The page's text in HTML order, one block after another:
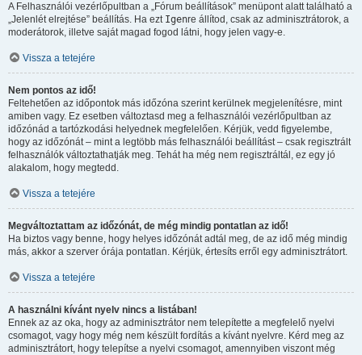
A Felhasználói vezérlőpultban a „Fórum beállítások” menüpont alatt található a
„Jelenlét elrejtése” beállítás. Ha ezt Igenre állítod, csak az adminisztrátorok, a
moderátorok, illetve saját magad fogod látni, hogy jelen vagy-e.
Vissza a tetejére
Nem pontos az idő!
Feltehetően az időpontok más időzóna szerint kerülnek megjelenítésre, mint
amiben vagy. Ez esetben változtasd meg a felhasználói vezérlőpultban az
időzónád a tartózkodási helyednek megfelelően. Kérjük, vedd figyelembe,
hogy az időzónát – mint a legtöbb más felhasználói beállítást – csak regisztrált
felhasználók változtathatják meg. Tehát ha még nem regisztráltál, ez egy jó
alakalom, hogy megtedd.
Vissza a tetejére
Megváltoztattam az időzónát, de még mindig pontatlan az idő!
Ha biztos vagy benne, hogy helyes időzónát adtál meg, de az idő még mindig
más, akkor a szerver órája pontatlan. Kérjük, értesíts erről egy adminisztrátort.
Vissza a tetejére
A használni kívánt nyelv nincs a listában!
Ennek az az oka, hogy az adminisztrátor nem telepítette a megfelelő nyelvi
csomagot, vagy hogy még nem készült fordítás a kívánt nyelvre. Kérd meg az
adminisztrátort, hogy telepítse a nyelvi csomagot, amennyiben viszont még